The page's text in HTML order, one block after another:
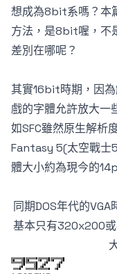
想成為8bit系嗎？本
方法，是8bit喔，不
差別在哪呢？
其實16bit時期，因
戲的字體允許放大一
如SFC雖然原生解析
Fantasy 5(太空戰士
體大小約為現今的
同期DOS年代的
基本只有320x200